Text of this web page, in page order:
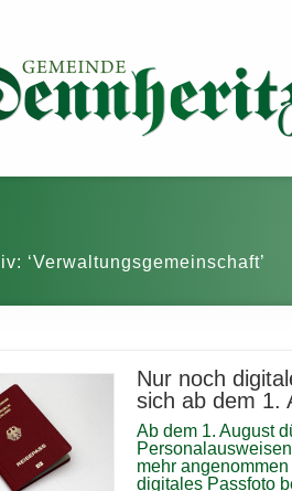
‘Verwaltungsgemeinschaft’
Nur noch
sich ab dem 1.
Ab dem 1. August
mehr
digitales Passfoto